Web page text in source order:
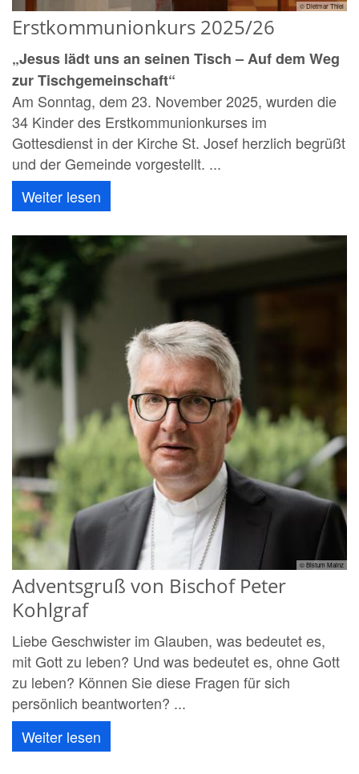
© Dietmar Thiel
Erstkommunionkurs 2025/26
„Jesus lädt uns an seinen Tisch – Auf dem Weg
zur Tischgemeinschaft“
Am Sonntag, dem 23. November 2025, wurden die
34 Kinder des Erstkommunionkurses im
Gottesdienst in der Kirche St. Josef herzlich begrüßt
und der Gemeinde vorgestellt. ...
Weiter lesen
© Bistum Mainz
Adventsgruß von Bischof Peter
Kohlgraf
Liebe Geschwister im Glauben, was bedeutet es,
mit Gott zu leben? Und was bedeutet es, ohne Gott
zu leben? Können Sie diese Fragen für sich
persönlich beantworten? ...
Weiter lesen